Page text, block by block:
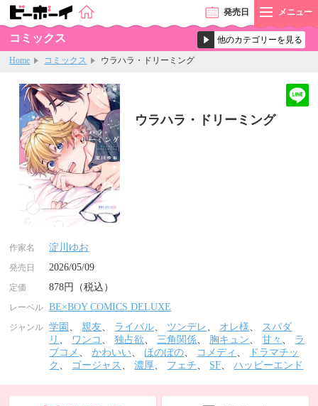
発売日 メニュー
コミックス
Home コミックス ウラハラ・ドリーミング
ウラハラ・ドリーミング
作家名 淀川ゆお
発売日 2026/05/09
定価 878円（税込）
レーベル BE×BOY COMICS DELUXE
ジャンル 学園 、親友、 ライバル、 ツンデレ 、 オレ様、 スパダ
リ 、 ワンコ 、独占欲、三角関係、 胸キュン、甘々 、 ラ
ブコメ 、かわいい、ほのぼの、 コメディ 、
ドラマチッ
ク 、 ゴージャス 、濃厚、 フェチ、 SF、ハッピーエンド